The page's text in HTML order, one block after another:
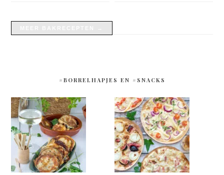
#BORRELHAPJES EN #SNACKS